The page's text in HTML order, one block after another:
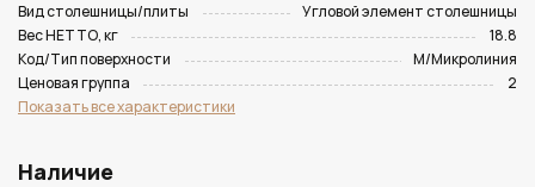
Вид столешницы/плиты
Угловой элемент столешницы
Вес НЕТТО, кг
18.8
Код/Тип поверхности
M/Микролиния
Ценовая группа
2
Показать все характеристики
Наличие